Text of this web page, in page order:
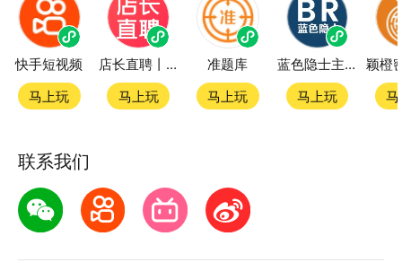
快手短视频
马上玩
店长直聘丨求职招聘找工作
马上玩
准题库
马上玩
蓝色隐士主题站
马上玩
联系我们